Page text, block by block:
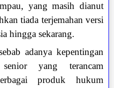
yang masih dianut
tiada terjemahan versi
hingga sekarang.
adanya kepentingan
yang terancam
produk hukum